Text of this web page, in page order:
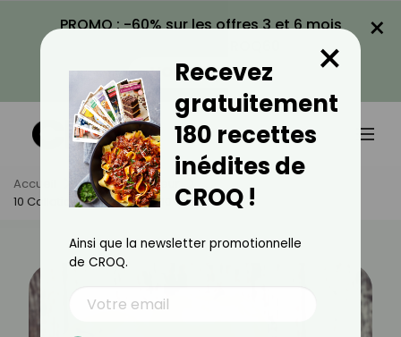
PROMO : -60% sur les offres 3 et 6 mois
VOIR LA PROMO
×
Accueil Actus
Minceur
10 Collations À Moins De 100 Calories
Recevez
gratuitement
180 recettes
inédites de
CROQ !
×
Ainsi que la newsletter promotionnelle
de CROQ.